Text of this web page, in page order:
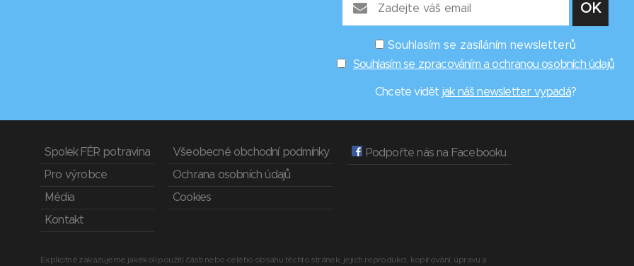
Souhlasím se zasíláním newsletterů
Souhlasím se zpracováním a ochranou osobních údajů
Chcete vidět jak náš newsletter vypadá?
Spolek FÉR potravina
Pro výrobce
Média
Kontakt
Všeobecné obchodní podmínky
Ochrana osobních údajů
Cookies
Podpořte nás na Facebooku
Explicitně zakazujeme jakékoli použití části nebo celého obsahu těchto stránek, jejich reprodukci, kopírování, úpravu a